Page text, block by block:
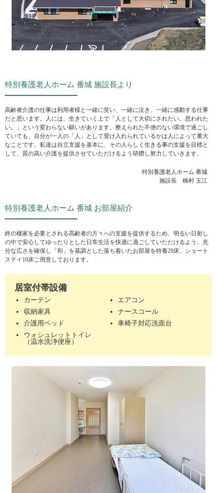
特別養護老人ホーム 番城 施設長より
高齢者介護の仕事は利用者様と一緒に笑い、一緒に泣き、一緒に感動する仕事
だと思います。人には、生きていく上で「人として大切にされたい。思われた
い。」という変わらない願いがあります。整えられた不便のない環境で過ごし
ていても、自分が一人の「人」として受け入れられているかは人によって重大
なことです。私達は自立支援を基本に、その人らしく生きる事の支援を目標と
して、質の高い介護を提供させていただけるよう研鑽し努力していきます。
特別養護老人ホーム 番城
施設長 橋村 玉江
特別養護老人ホーム 番城 お部屋紹介
終の棲家を必要とされる高齢者の方々への支援を提供するため、明るい日射し
の中で安心してゆったりとした日常生活を快適に過ごしていただけるよう、充
分な広さを確保し「和」を基調とした落ち着いたお部屋を特養29床、ショート
ステイ10床ご用意しております。
居室付帯設備
カーテン
エアコン
収納家具
ナースコール
介護用ベッド
車椅子対応洗面台
ウォシュレットトイレ
（温水洗浄便座）